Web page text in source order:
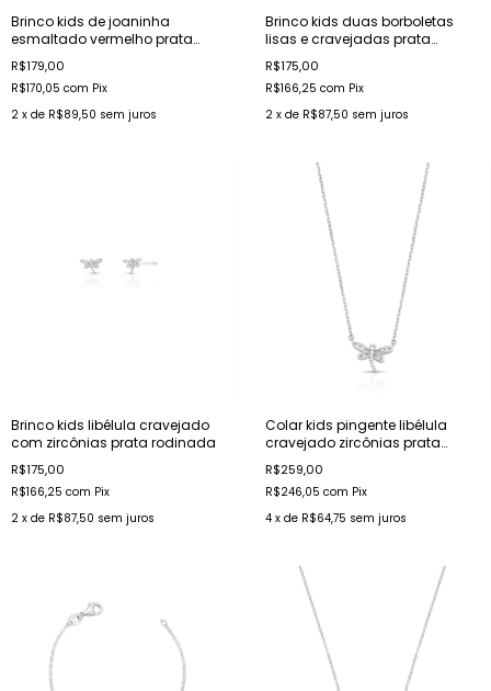
Brinco kids de joaninha
esmaltado vermelho prata
rodinada
R$179,00
R$170,05 com Pix
2 x de R$89,50 sem juros
Brinco kids duas borboletas
lisas e cravejadas prata
rodinada
R$175,00
R$166,25 com Pix
2 x de R$87,50 sem juros
Brinco kids libélula cravejado
com zircônias prata rodinada
R$175,00
R$166,25 com Pix
2 x de R$87,50 sem juros
Colar kids pingente libélula
cravejado zircônias prata
rodinada
R$259,00
R$246,05 com Pix
4 x de R$64,75 sem juros